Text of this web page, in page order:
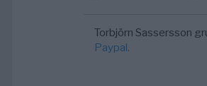
Torbjörn Sassersson
Paypal.